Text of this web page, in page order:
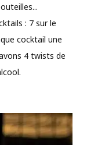
: 7 sur le
cocktail une
4 twists de